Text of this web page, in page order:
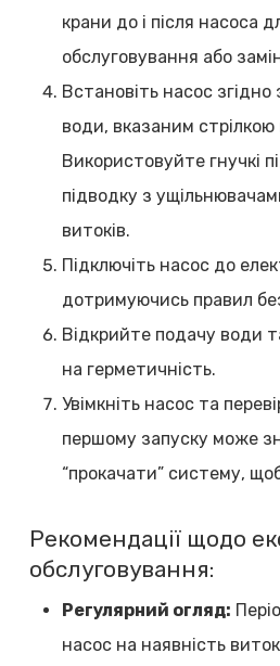
крани до і після насоса
обслуговування або
Встановіть насос
води, вказаним стрілкою
Використовуйте гнучкі
підводку з
витоків.
Підключіть насос до
дотримуючись правил
Відкрийте подачу води
на герметичність.
Увімкніть насос та
першому запуску може
“прокачати” систему,
Рекомендації щодо
обслуговування:
Регулярний огляд:
насос на наявність